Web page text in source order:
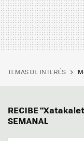
TEMAS DE INTERÉS
RECIBE
SEMANAL